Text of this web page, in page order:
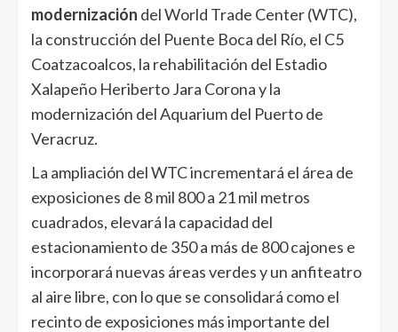
modernización del World Trade Center (WTC),
la construcción del Puente Boca del Río, el C5
Coatzacoalcos, la rehabilitación del Estadio
Xalapeño Heriberto Jara Corona y la
modernización del Aquarium del Puerto de
Veracruz.
La ampliación del WTC incrementará el área de
exposiciones de 8 mil 800 a 21 mil metros
cuadrados, elevará la capacidad del
estacionamiento de 350 a más de 800 cajones e
incorporará nuevas áreas verdes y un anfiteatro
al aire libre, con lo que se consolidará como el
recinto de exposiciones más importante del